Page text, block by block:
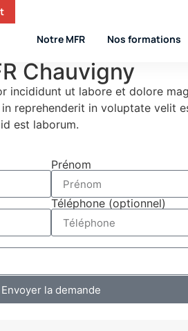
Notre MFR Nos formations
Chauvigny
incididunt ut labore et dolore
reprehenderit in voluptate velit
est laborum.
Prénom
Téléphone (optionnel)
Envoyer la demande